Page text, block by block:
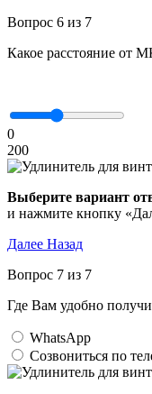
Вопрос 6 из 7
Какое расстояние от
0
200
Выберите вариант
и нажмите кнопку
Далее Назад
Вопрос 7 из 7
Где Вам удобно
WhatsApp
Созвониться по